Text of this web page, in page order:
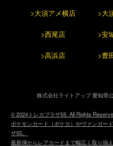
>大須アメ横店 >大
>西尾店 >安
>高浜店 >豊
株式会社ライトアップ 愛知県
© 2024トレカプラザ55. All Rights
ポケモンカード（ポケカ）やヴァンガー
ザ55。
最新弾からレアカードまで幅広く取り揃